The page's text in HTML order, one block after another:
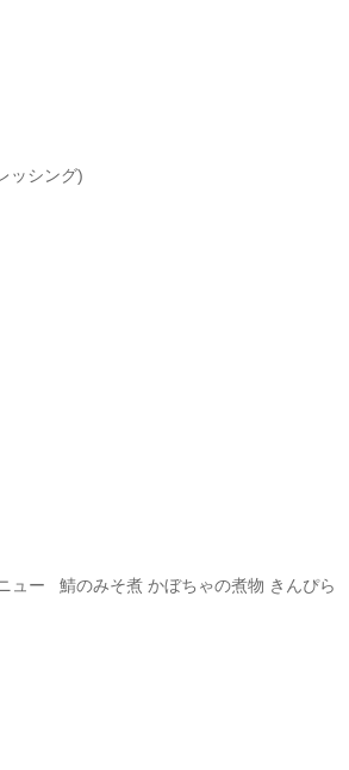
ッシング)
ュー 鯖のみそ煮 かぼちゃの煮物 きんぴら